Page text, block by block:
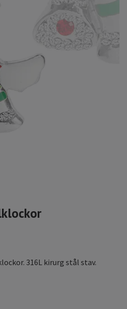
316L kirurg stål stav.